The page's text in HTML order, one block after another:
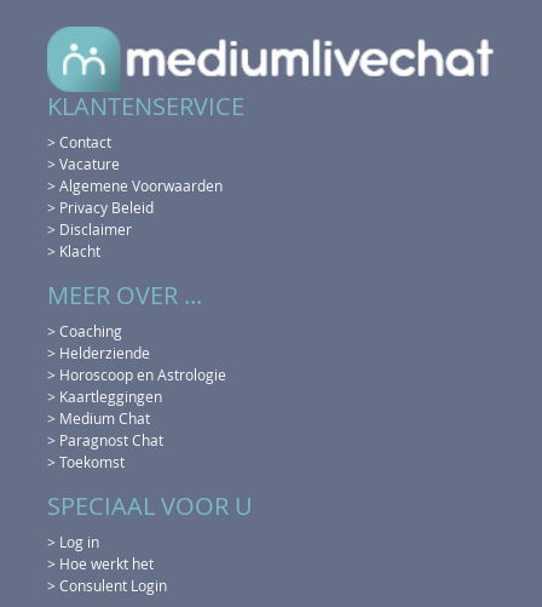
KLANTENSERVICE
> Contact
> Vacature
> Algemene Voorwaarden
> Privacy Beleid
> Disclaimer
> Klacht
MEER OVER ...
> Coaching
> Helderziende
> Horoscoop en Astrologie
> Kaartleggingen
> Medium Chat
> Paragnost Chat
> Toekomst
SPECIAAL VOOR U
> Log in
> Hoe werkt het
> Consulent Login